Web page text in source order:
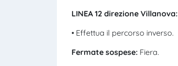
LINEA 12 direzione Villanova:
• Effettua il percorso inverso.
Fermate sospese: Fiera.